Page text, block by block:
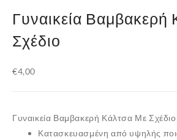
Γυναικεία
Σχέδιο
€4,00
Γυναικεία Βαμβακερή Κάλτσα Με Σχέδιο
Κατασκευασμένη από υψηλής